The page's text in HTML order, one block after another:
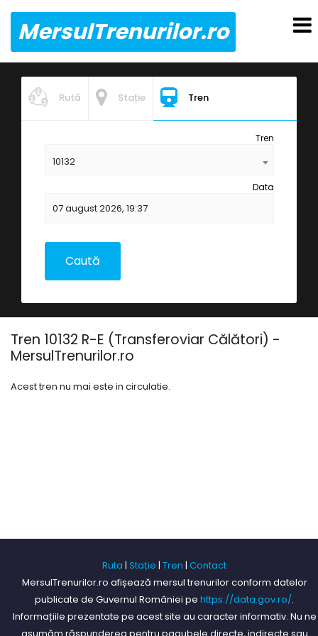
MersulTrenurilor.ro
Rută Stație Tren
Tren
10132
Data
Tren 10132 R-E (Transferoviar Călători) -
MersulTrenurilor.ro
Acest tren nu mai este in circulatie.
Ruta | Stație | Tren | Contact
MersulTrenurilor.ro afișează mersul trenurilor conform datelor
publicate de Guvernul României pe https://data.gov.ro/.
Informațiile prezentate pe acest site au caracter informativ. Nu ne